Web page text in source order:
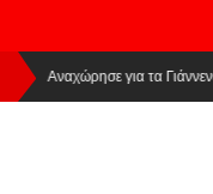
Οι Πάνθηρες Καβάλας στην
League 1
Αναχώρησε για τα